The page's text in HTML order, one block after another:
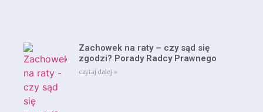
Zachowek na raty – czy sąd się
zgodzi? Porady Radcy Prawnego
czytaj dalej »